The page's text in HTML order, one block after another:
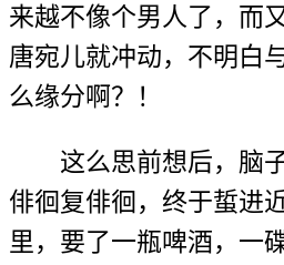
来越不像个男人了，而
唐宛儿就冲动，不明白
么缘分啊？！
这么思前想后，脑
俳徊复俳徊，终于蜇进
里，要了一瓶啤酒，一